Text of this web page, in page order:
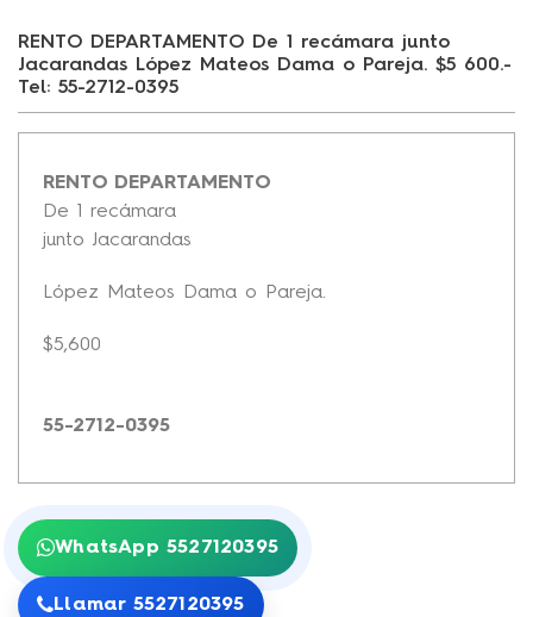
RENTO DEPARTAMENTO De 1 recámara junto
Jacarandas López Mateos Dama o Pareja. $5 600.-
Tel: 55-2712-0395
RENTO DEPARTAMENTO
De 1 recámara
junto Jacarandas
López Mateos Dama o Pareja.
$5,600
55-2712-0395
WhatsApp 5527120395
Llamar 5527120395